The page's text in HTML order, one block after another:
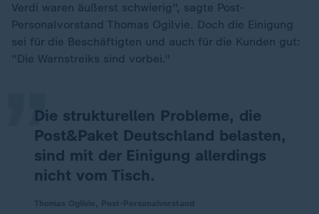
Verdi waren äußerst schwierig", sagte Post-
Personalvorstand Thomas Ogilvie. Doch die Einigung
sei für die Beschäftigten und auch für die Kunden gut:
"Die Warnstreiks sind vorbei."
Die strukturellen Probleme, die
Post&Paket Deutschland belasten,
sind mit der Einigung allerdings
nicht vom Tisch.
„